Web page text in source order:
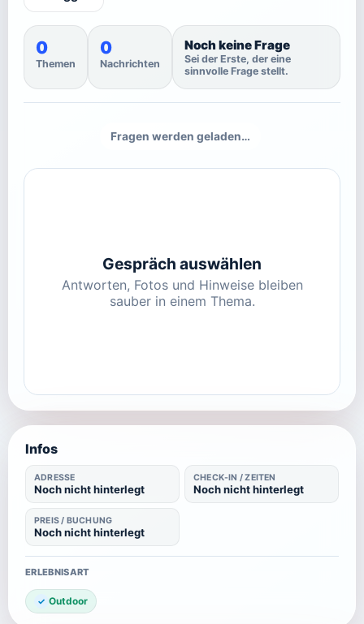
0
Themen
0
Nachrichten
Noch keine Frage
Sei der Erste, der eine
sinnvolle Frage stellt.
Fragen werden geladen…
Gespräch auswählen
Antworten, Fotos und Hinweise bleiben
sauber in einem Thema.
Infos
ADRESSE
Noch nicht hinterlegt
CHECK-IN / ZEITEN
Noch nicht hinterlegt
PREIS / BUCHUNG
Noch nicht hinterlegt
ERLEBNISART
Outdoor